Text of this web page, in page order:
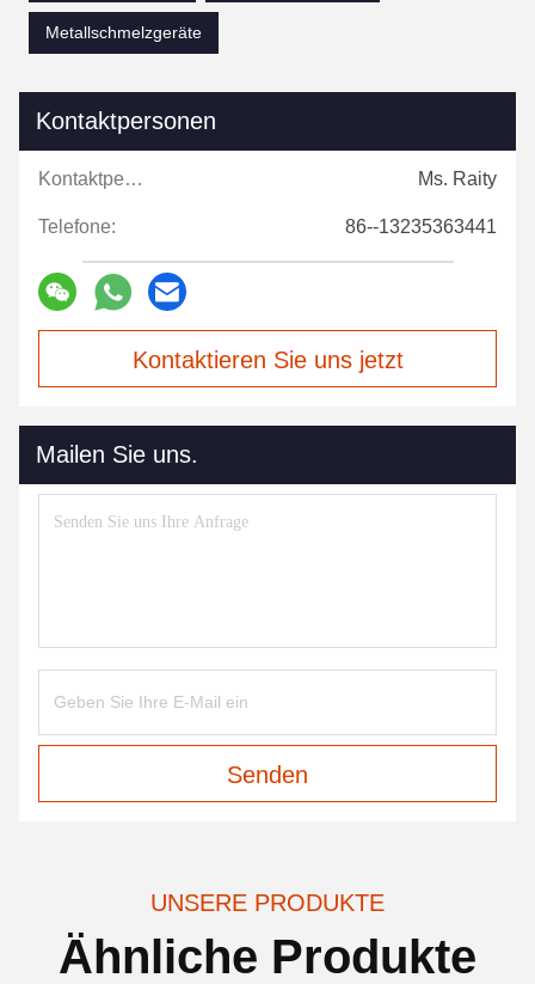
Metallschmelzgeräte
Kontaktpersonen
Kontaktpersonen: Ms. Raity
Telefone: 86--13235363441
Kontaktieren Sie uns jetzt
Mailen Sie uns.
Senden
UNSERE PRODUKTE
Ähnliche Produkte